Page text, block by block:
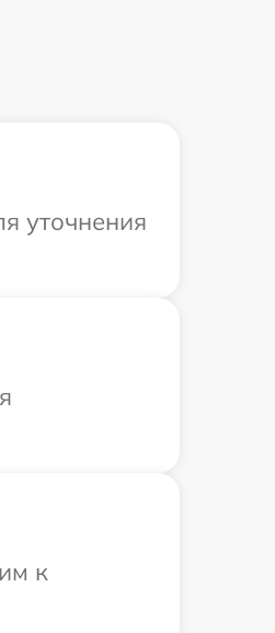
уточнения
к